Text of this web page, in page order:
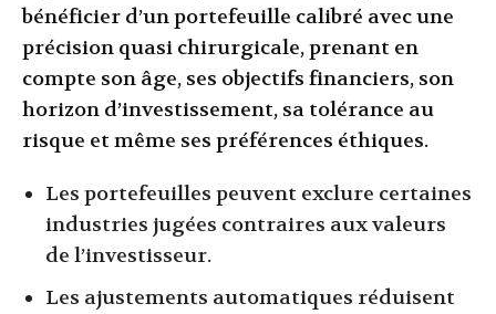
bénéficier d’un portefeuille calibré avec une
précision quasi chirurgicale, prenant en
compte son âge, ses objectifs financiers, son
horizon d’investissement, sa tolérance au
risque et même ses préférences éthiques.
Les portefeuilles peuvent exclure certaines
industries jugées contraires aux valeurs
de l’investisseur.
Les ajustements automatiques réduisent